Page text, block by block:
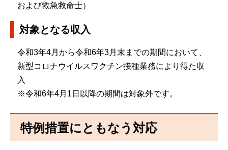
および救急救命士）
対象となる収入
令和3年4月から令和6年3月末までの期間において、
新型コロナウイルスワクチン接種業務により得た収
入
※令和6年4月1日以降の期間は対象外です。
特例措置にともなう対応